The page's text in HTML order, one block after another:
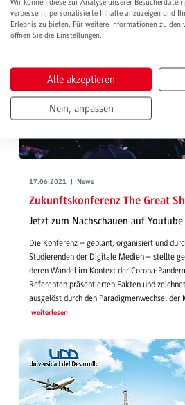
17.06.2021 | News
Zukunftskonferenz The Great
Jetzt zum Nachschauen auf Youtube
Die Konferenz – geplant, organisiert und
Studierenden der Digitale Medien – stellte
deren Wandel im Kontext der Corona-
Referenten präsentierten Fakten und
ausgelöst durch den Paradigmenwechsel der
weiterlesen
verbessern, personalisierte Inhalte anzuzeigen und
Erlebnis zu bieten. Für weitere Informationen zu den
öffnen Sie die Einstellungen.
Alle akzeptieren
Nein, anpassen